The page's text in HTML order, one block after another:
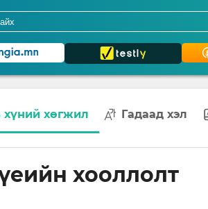
хүний хөгжил Гадаад хэл
хооллолт